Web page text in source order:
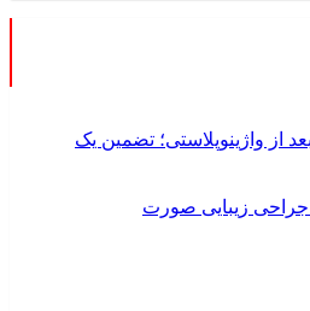
از واژینوپلاستی؛ تضمین یک
جراحی زیبایی صورت